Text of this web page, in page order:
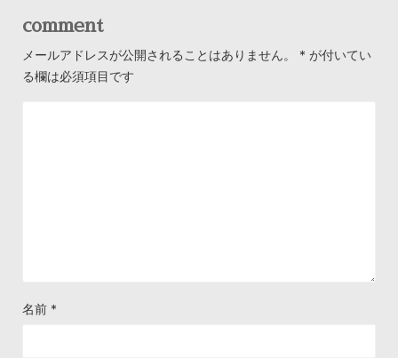
comment
メールアドレスが公開されることはありません。 * が付いてい
る欄は必須項目です
名前 *